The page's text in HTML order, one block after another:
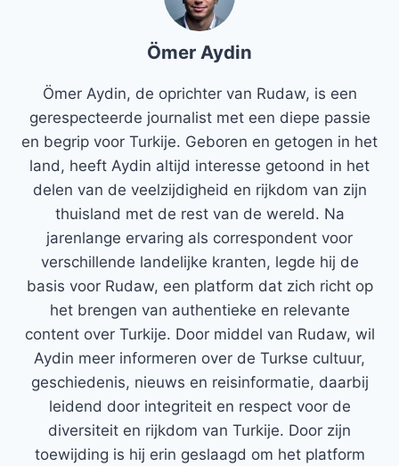
Ömer Aydin
Ömer Aydin, de oprichter van Rudaw, is een
gerespecteerde journalist met een diepe passie
en begrip voor Turkije. Geboren en getogen in het
land, heeft Aydin altijd interesse getoond in het
delen van de veelzijdigheid en rijkdom van zijn
thuisland met de rest van de wereld. Na
jarenlange ervaring als correspondent voor
verschillende landelijke kranten, legde hij de
basis voor Rudaw, een platform dat zich richt op
het brengen van authentieke en relevante
content over Turkije. Door middel van Rudaw, wil
Aydin meer informeren over de Turkse cultuur,
geschiedenis, nieuws en reisinformatie, daarbij
leidend door integriteit en respect voor de
diversiteit en rijkdom van Turkije. Door zijn
toewijding is hij erin geslaagd om het platform